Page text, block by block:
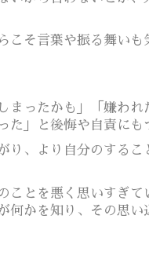
こそ言葉や振る舞いも
まったかも」「嫌われ
」と後悔や自責にも
、より自分のするこ
ことを悪く思いすぎ
何かを知り、その思い